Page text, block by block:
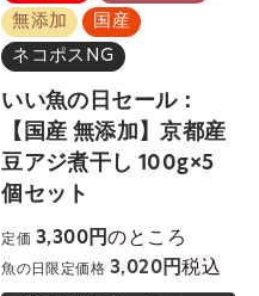
無添加
国産
ネコポスNG
いい魚の日セール：
【国産 無添加】京都産
豆アジ煮干し 100g×5
個セット
定価 3,300 のところ
魚の日限定価格 3,020 税込